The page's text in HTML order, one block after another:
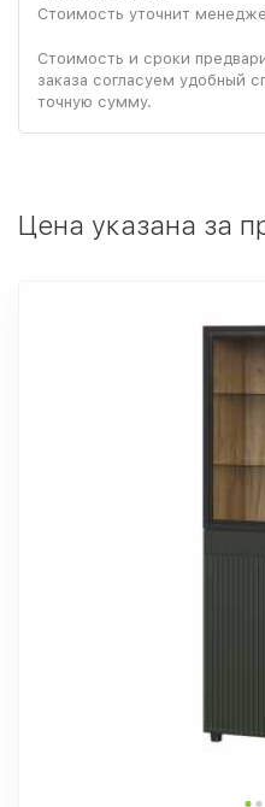
Стоимость уточнит
Стоимость и сроки
заказа согласуем удобный
точную сумму.
Цена указана за